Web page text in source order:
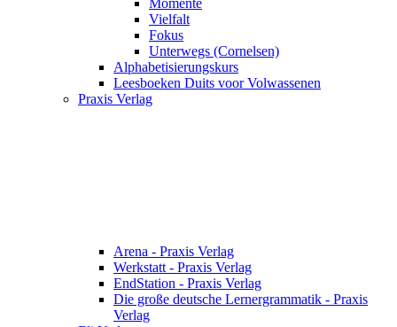
Momente
Vielfalt
Fokus
Unterwegs (Cornelsen)
Alphabetisierungskurs
Leesboeken Duits voor Volwassenen
Praxis Verlag
Arena - Praxis Verlag
Werkstatt - Praxis Verlag
EndStation - Praxis Verlag
Die große deutsche Lernergrammatik - Praxis
Verlag